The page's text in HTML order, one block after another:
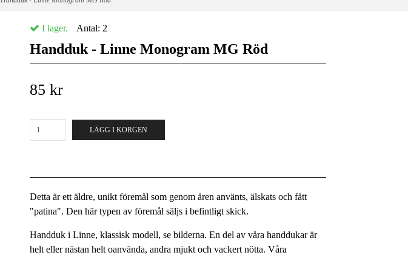
I lager. Antal: 2
Handduk - Linne Monogram MG Röd
85 kr
LÄGG I KORGEN
Detta är ett äldre, unikt föremål som genom åren använts, älskats och fått
"patina". Den här typen av föremål säljs i befintligt skick.
Handduk i Linne, klassisk modell, se bilderna. En del av våra handdukar är
helt eller nästan helt oanvända, andra mjukt och vackert nötta. Våra